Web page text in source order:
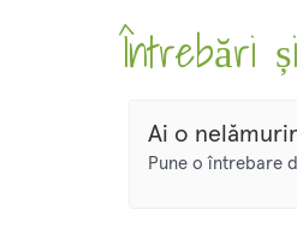
Întrebări
Ai o
Pune o întrebare